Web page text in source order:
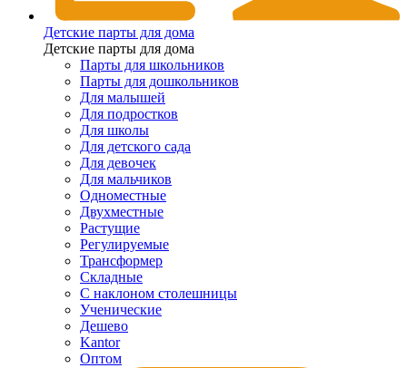
Детские парты для дома
Детские парты для дома
Парты для школьников
Парты для дошкольников
Для малышей
Для подростков
Для школы
Для детского сада
Для девочек
Для мальчиков
Одноместные
Двухместные
Растущие
Регулируемые
Трансформер
Складные
С наклоном столешницы
Ученические
Дешево
Kantor
Оптом